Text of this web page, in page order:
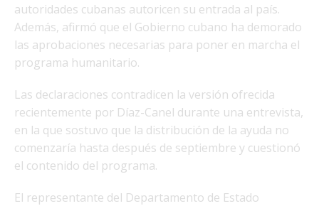
autoridades cubanas autoricen su entrada al país.
Además, afirmó que el Gobierno cubano ha demorado
las aprobaciones necesarias para poner en marcha el
programa humanitario.
Las declaraciones contradicen la versión ofrecida
recientemente por Díaz-Canel durante una entrevista,
en la que sostuvo que la distribución de la ayuda no
comenzaría hasta después de septiembre y cuestionó
el contenido del programa.
El representante del Departamento de Estado